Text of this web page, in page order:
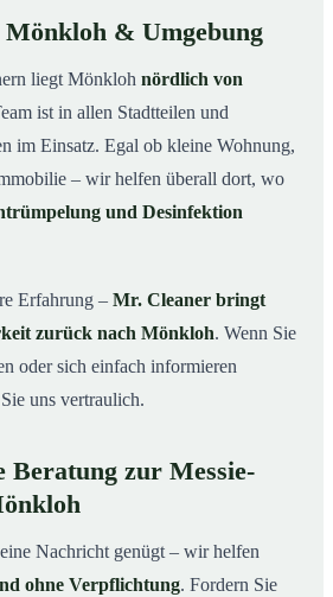
& Umgebung
liegt Mönkloh nördlich von
ist in allen Stadtteilen und
im Einsatz. Egal ob kleine Wohnung,
– wir helfen überall dort, wo
und Desinfektion
Erfahrung – Mr. Cleaner bringt
zurück nach Mönkloh. Wenn Sie
oder sich einfach informieren
uns vertraulich.
Beratung zur Messie-
Nachricht genügt – wir helfen
ohne Verpflichtung. Fordern Sie